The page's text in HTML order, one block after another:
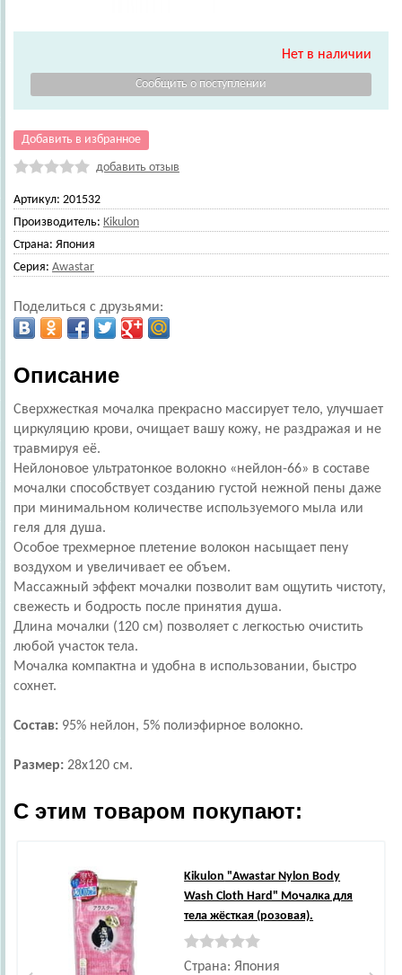
Нет в наличии
Добавить в избранное
добавить отзыв
Артикул: 201532
Производитель: Kikulon
Страна: Япония
Серия: Awastar
Поделиться с друзьями:
Описание
Сверхжесткая мочалка прекрасно массирует тело, улучшает
циркуляцию крови, очищает вашу кожу, не раздражая и не
травмируя её.
Нейлоновое ультратонкое волокно «нейлон-66» в составе
мочалки способствует созданию густой нежной пены даже
при минимальном количестве используемого мыла или
геля для душа.
Особое трехмерное плетение волокон насыщает пену
воздухом и увеличивает ее объем.
Массажный эффект мочалки позволит вам ощутить чистоту,
свежесть и бодрость после принятия душа.
Длина мочалки (120 см) позволяет с легкостью очистить
любой участок тела.
Мочалка компактна и удобна в использовании, быстро
сохнет.
Состав: 95% нейлон, 5% полиэфирное волокно.
Размер: 28х120 см.
С этим товаром покупают:
Kikulon "Awastar Nylon Body
Wash Cloth Hard" Мочалка для
тела жёсткая (розовая).
Страна: Япония